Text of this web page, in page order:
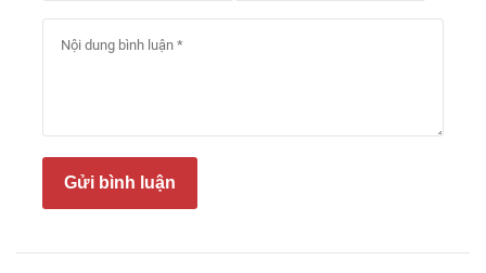
Gửi bình luận